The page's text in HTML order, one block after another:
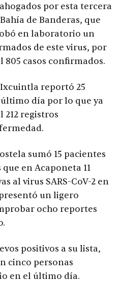
por esta tercera
de Banderas, que
en laboratorio un
de este virus, por
805 casos confirmados.
reportó 25
día por lo que ya
registros
sumó 15 pacientes
en Acaponeta 11
al virus SARS-CoV-2 en
un ligero
ocho reportes
positivos a su lista,
cinco personas
en el último día.